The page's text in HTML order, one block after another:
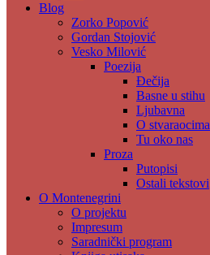
Blog
Zorko Popović
Gordan Stojović
Vesko Milović
Poezija
Đečija
Basne u stihu
Ljubavna
O stvaraocima
Tu oko nas
Proza
Putopisi
Ostali tekstovi
O Montenegrini
O projektu
Impresum
Saradnički program